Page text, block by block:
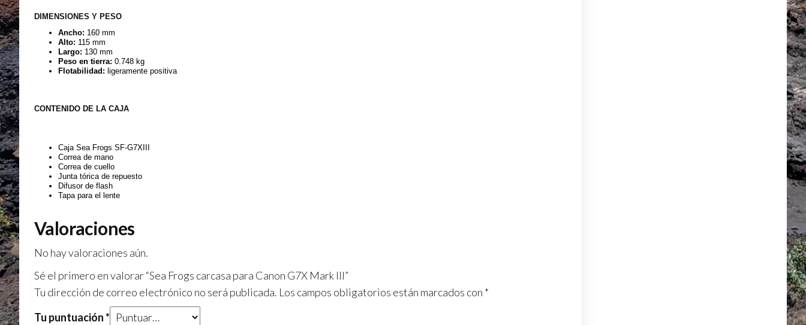
DIMENSIONES Y PESO
Ancho: 160 mm
Alto: 115 mm
Largo: 130 mm
Peso en tierra: 0.748 kg
Flotabilidad: ligeramente positiva
CONTENIDO DE LA CAJA
Caja Sea Frogs SF-G7XIII
Correa de mano
Correa de cuello
Junta tórica de repuesto
Difusor de flash
Tapa para el lente
Valoraciones
No hay valoraciones aún.
Sé el primero en valorar “Sea Frogs carcasa para Canon G7X Mark III”
Tu dirección de correo electrónico no será publicada. Los campos obligatorios están marcados con *
Tu puntuación*